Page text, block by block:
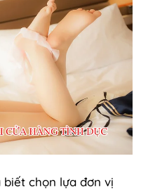
chọn lựa đơn vị